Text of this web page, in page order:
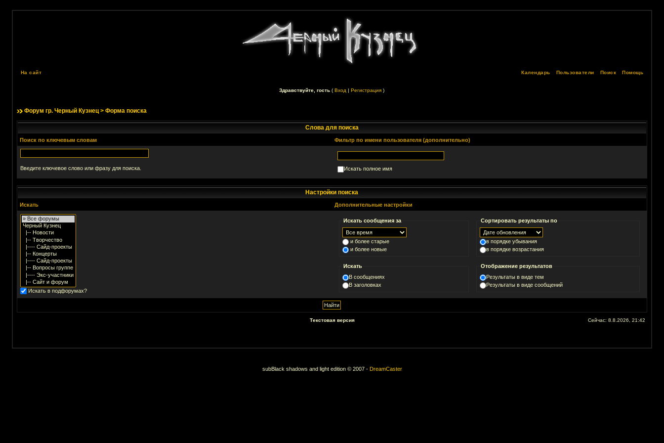
На сайт Помощь
Поиск
Пользователи
Календарь
Здравствуйте, гость (Вход |Регистрация )
Форум гр. Черный Кузнец> Форма поиска
Слова для поиска
Поиск по ключевым словам Фильтр по имени пользователя (дополнительно)
Введите ключевое слово или фразу для поиска. Искать полное имя
Настройки поиска
Искать Дополнительные настройки
Искать в подфорумах?
Искать сообщения за
и более старые
и более новые
Сортировать результаты по
в порядке убывания
в порядке возрастания
Искать
В сообщениях
В заголовках
Отображение результатов
Результаты в виде тем
Результаты в виде сообщений
Текстовая версия Сейчас: 8.8.2026, 21:42
subBlack shadows and light edition © 2007 - DreamCaster